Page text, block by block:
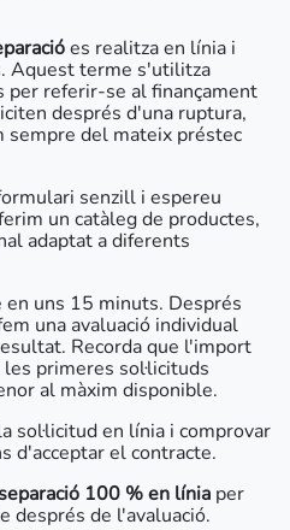
es realitza en línia i
Aquest terme s'utilitza
per referir-se al finançament
després d'una ruptura,
sempre del mateix préstec
senzill i espereu
un catàleg de productes,
adaptat a diferents
uns 15 minuts. Després
una avaluació individual
Recorda que l'import
primeres sol·licituds
al màxim disponible.
sol·licitud en línia i comprovar
d'acceptar el contracte.
100 % en línia per
després de l'avaluació.